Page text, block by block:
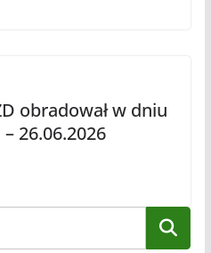
obradował w dniu
26.06.2026